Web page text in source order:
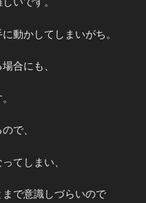
動かしてしまいがち。
合にも、
で、
てしまい、
で意識しづらいので